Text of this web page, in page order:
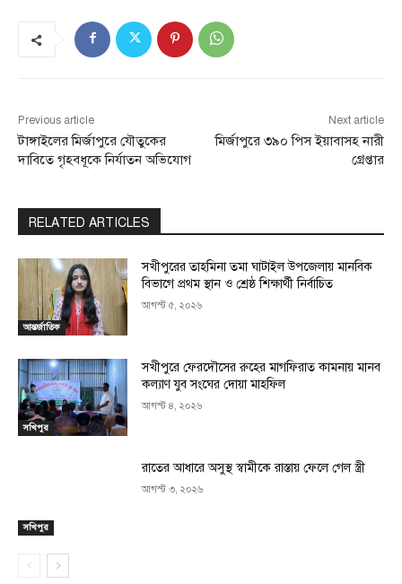
Previous article
টাঙ্গাইলের মির্জাপুরে যৌতুকের
দাবিতে গৃহবধূকে নির্যাতন অভিযোগ
Next article
মির্জাপুরে ৩৯০ পিস ইয়াবাসহ নারী
গ্রেপ্তার
RELATED ARTICLES
আন্তর্জাতিক
সখীপুরের তাহমিনা তমা ঘাটাইল উপজেলায় মানবিক
বিভাগে প্রথম স্থান ও শ্রেষ্ঠ শিক্ষার্থী নির্বাচিত
আগস্ট ৫, ২০২৬
সখিপুর
সখীপুরে ফেরদৌসের রুহের মাগফিরাত কামনায় মানব
কল্যাণ যুব সংঘের দোয়া মাহফিল
আগস্ট ৪, ২০২৬
সখিপুর
রাতের আধারে অসুস্থ স্বামীকে রাস্তায় ফেলে গেল স্ত্রী
আগস্ট ৩, ২০২৬